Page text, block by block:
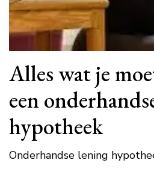
Alles wat je
een
hypotheek
Onderhandse lening